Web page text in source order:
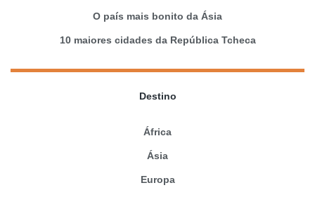
O país mais bonito da Ásia
10 maiores cidades da República Tcheca
Destino
África
Ásia
Europa